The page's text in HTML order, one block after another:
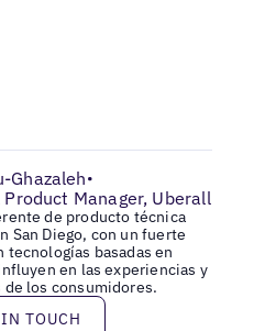
Ghazaleh•
Product Manager, Uberall
de producto técnica
San Diego, con un fuerte
tecnologías basadas en
en las experiencias y
los consumidores.
TOUCH